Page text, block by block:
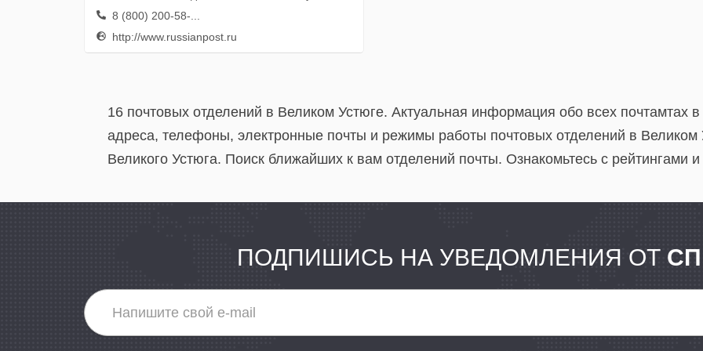
8 (800) 200-58-...
http://www.russianpost.ru
16 почтовых отделений в Великом Устюге. Актуальная информация обо всех почтамтах
адреса, телефоны, электронные почты и режимы работы почтовых отделений в Великом
Великого Устюга. Поиск ближайших к вам отделений почты. Ознакомьтесь с рейтингами
ПОДПИШИСЬ НА УВЕДОМЛЕНИЯ ОТ